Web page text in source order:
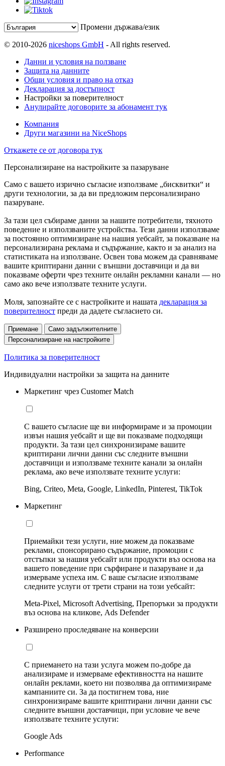
Промени държава/език
© 2010-2026 niceshops GmbH - All rights reserved.
Данни и условия на ползване
Защита на данните
Общи условия и право на отказ
Декларация за достъпност
Настройки за поверителност
Анулирайте договорите за абонамент тук
Компания
Други магазини на NiceShops
Откажете се от договора тук
Персонализиране на настройките за пазаруване
Само с вашето изрично съгласие използваме „бисквитки“ и
други технологии, за да ви предложим персонализирано
пазаруване.
За тази цел събираме данни за нашите потребители, тяхното
поведение и използваните устройства. Тези данни използваме
за постоянно оптимизиране на нашия уебсайт, за показване на
персонализирана реклама и съдържание, както и за анализ на
статистиката на използване. Освен това можем да сравняваме
вашите криптирани данни с външни доставчици и да ви
показваме оферти чрез техните онлайн рекламни канали — но
само ако вече използвате техните услуги.
Моля, запознайте се с настройките и нашата декларация за
поверителност преди да дадете съгласието си.
Приемане
Само задължителните
Персонализиране на настройките
Политика за поверителност
Индивидуални настройки за защита на данните
Маркетинг чрез Customer Match
С вашето съгласие ще ви информираме и за промоции
извън нашия уебсайт и ще ви показваме подходящи
продукти. За тази цел синхронизираме вашите
криптирани лични данни със следните външни
доставчици и използваме техните канали за онлайн
реклама, ако вече използвате техните услуги:
Bing, Criteo, Meta, Google, LinkedIn, Pinterest, TikTok
Маркетинг
Приемайки тези услуги, ние можем да показваме
реклами, спонсорирано съдържание, промоции с
отстъпки за нашия уебсайт или продукти въз основа на
вашето поведение при сърфиране и пазаруване и да
измерваме успеха им. С ваше съгласие използваме
следните услуги от трети страни на този уебсайт:
Meta-Pixel, Microsoft Advertising, Препоръки за продукти
въз основа на кликове, Ads Defender
Разширено проследяване на конверсии
С приемането на тази услуга можем по-добре да
анализираме и измерваме ефективността на нашите
онлайн реклами, което ни позволява да оптимизираме
кампаниите си. За да постигнем това, ние
синхронизираме вашите криптирани лични данни със
следните външни доставчици, при условие че вече
използвате техните услуги:
Google Ads
Performance